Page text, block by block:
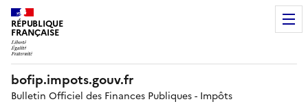
RÉPUBLIQUE
FRANÇAISE
bofip.impots.gouv.fr
Bulletin Officiel des Finances Publiques - Impôts